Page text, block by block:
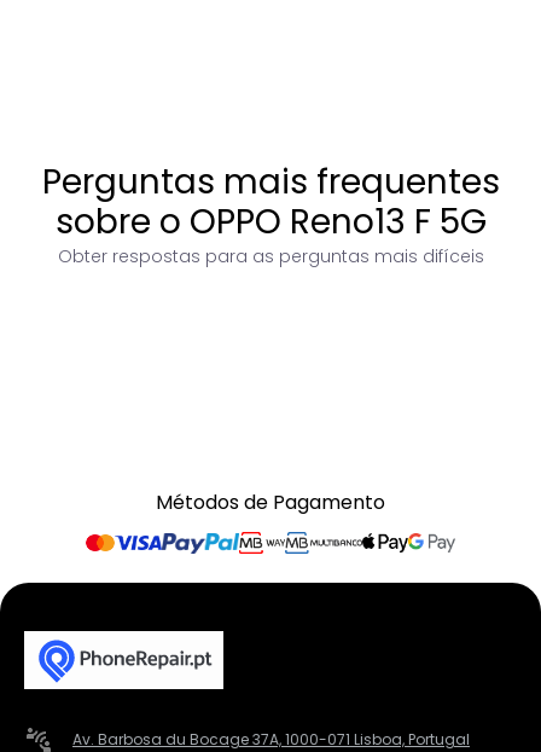
Perguntas mais frequentes
sobre o OPPO Reno13 F 5G
Obter respostas para as perguntas mais difíceis
Métodos de Pagamento
Av. Barbosa du Bocage 37A, 1000-071 Lisboa, Portugal